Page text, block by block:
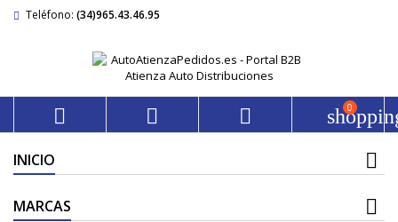
Teléfono: (34)965.43.46.95
   0
INICIO
MARCAS